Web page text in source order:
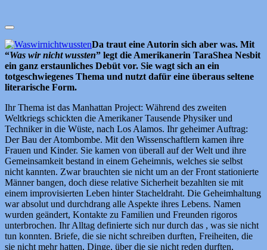
Da traut eine Autorin sich aber was. Mit
“Was wir nicht wussten” legt die Amerikanerin TaraShea Nesbit
ein ganz erstaunliches Debüt vor. Sie wagt sich an ein
totgeschwiegenes Thema und nutzt dafür eine überaus seltene
literarische Form.
Ihr Thema ist das Manhattan Project: Während des zweiten
Weltkriegs schickten die Amerikaner Tausende Physiker und
Techniker in die Wüste, nach Los Alamos. Ihr geheimer Auftrag:
Der Bau der Atombombe. Mit den Wissenschaftlern kamen ihre
Frauen und Kinder. Sie kamen von überall auf der Welt und ihre
Gemeinsamkeit bestand in einem Geheimnis, welches sie selbst
nicht kannten. Zwar brauchten sie nicht um an der Front stationierte
Männer bangen, doch diese relative Sicherheit bezahlten sie mit
einem improvisierten Leben hinter Stacheldraht. Die Geheimhaltung
war absolut und durchdrang alle Aspekte ihres Lebens. Namen
wurden geändert, Kontakte zu Familien und Freunden rigoros
unterbrochen. Ihr Alltag definierte sich nur durch das , was sie nicht
tun konnten. Briefe, die sie nicht schreiben durften, Freiheiten, die
sie nicht mehr hatten, Dinge, über die sie nicht reden durften,